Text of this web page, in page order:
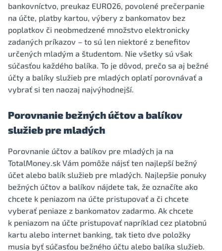
bankovníctvo, preukaz EURO26, povolené prečerpanie
na účte, platby kartou, výbery z bankomatov bez
poplatkov či neobmedzené množstvo elektronicky
zadaných príkazov – to sú len niektoré z benefitov
určených mladým a študentom. Nie všetky sú však
súčasťou každého balíka. To je dôvod, prečo sa aj bežné
účty a balíky služieb pre mladých oplatí porovnávať a
vybrať si ten naozaj najvýhodnejší.
Porovnanie bežných účtov a balíkov
služieb pre mladých
Porovnanie účtov a balíkov pre mladých ja na
TotalMoney.sk Vám pomôže nájsť ten najlepší bežný
účet alebo balík služieb pre mladých. Najlepšie ponuky
bežných účtov a balíkov nájdete tak, že označíte ako
chcete k peniazom na účte pristupovať a či chcete
vyberať peniaze z bankomatov zadarmo. Ak chcete
k peniazom na účte pristupovať napríklad cez platobnú
kartu alebo internet banking, tak tieto dve položky
musia byť súčasťou bežného účtu alebo balíka služieb.